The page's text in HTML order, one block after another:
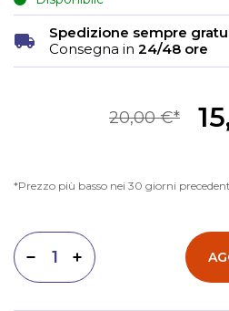
Spedizione sempre
Consegna in 24/48 ore
20,00 €
Prezzo più basso nei 30 giorni
Aumenta quantità
Diminuisci quantità